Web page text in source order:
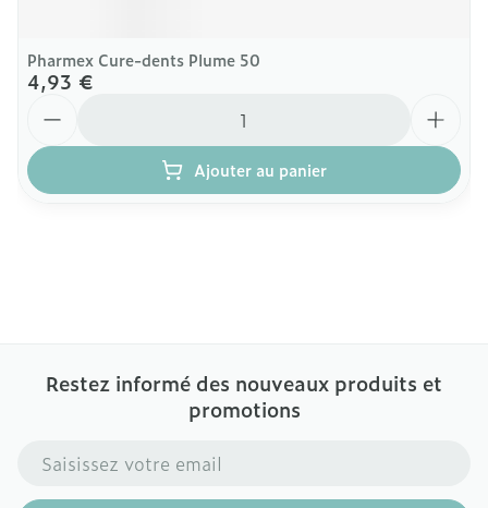
Pharmex Cure-dents Plume 50
4,93 €
Ajouter au panier
Restez informé des nouveaux produits et
promotions
Adresse mail